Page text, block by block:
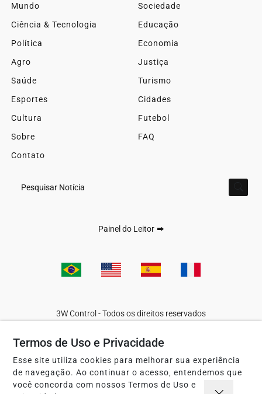
Mundo
Sociedade
Ciência & Tecnologia
Educação
Política
Economia
Agro
Justiça
Saúde
Turismo
Esportes
Cidades
Cultura
Futebol
Sobre
FAQ
Contato
Pesquisar Notícia
Painel do Leitor
3W Control - Todos os direitos reservados
Termos de Uso e Privacidade
Esse site utiliza cookies para melhorar sua experiência
de navegação. Ao continuar o acesso, entendemos que
você concorda com nossos Termos de Uso e